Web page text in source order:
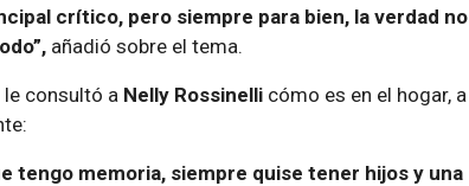
crítico, pero siempre para bien, la verdad no
añadió sobre el tema.
consultó a Nelly Rossinelli cómo es en el hogar, a
tengo memoria, siempre quise tener hijos y una